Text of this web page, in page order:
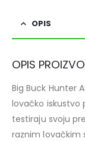
OPIS
OPIS
Big Buck Hunter
lovačko iskustvo
testiraju svoju
raznim lovačkim